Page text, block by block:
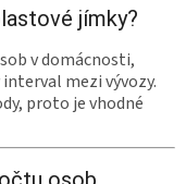
jímky?
v domácnosti,
mezi vývozy.
proto je vhodné